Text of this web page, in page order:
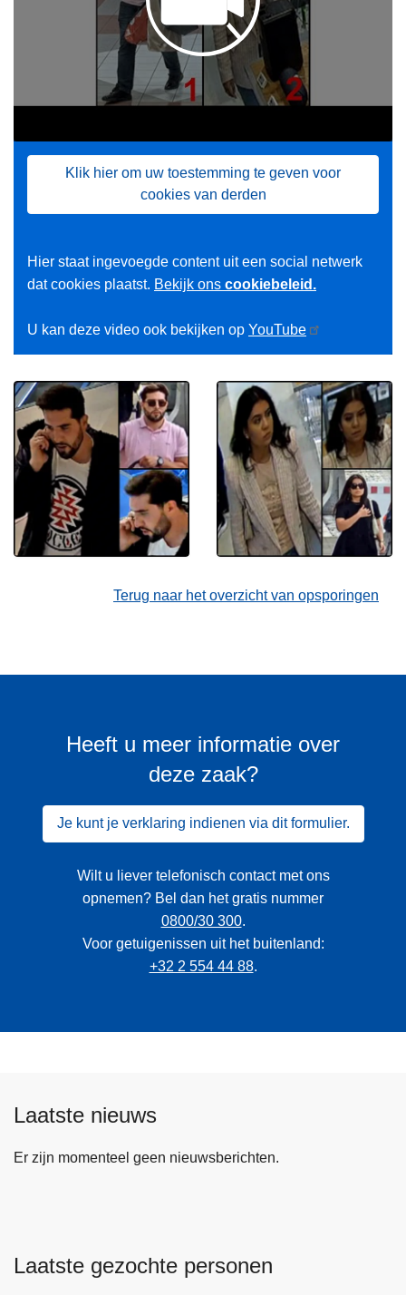
Klik hier om uw toestemming te geven voor
cookies van derden
Hier staat ingevoegde content uit een social netwerk
dat cookies plaatst. Bekijk ons cookiebeleid.
U kan deze video ook bekijken op YouTube
Terug naar het overzicht van opsporingen
Heeft u meer informatie over
deze zaak?
Je kunt je verklaring indienen via dit formulier.
Wilt u liever telefonisch contact met ons
opnemen? Bel dan het gratis nummer
0800/30 300.
Voor getuigenissen uit het buitenland:
+32 2 554 44 88.
Laatste nieuws
Er zijn momenteel geen nieuwsberichten.
Laatste gezochte personen